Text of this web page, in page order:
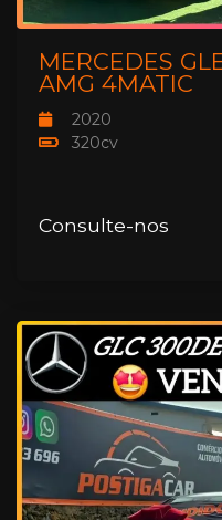
MERCEDES
AMG 4MATIC
2020
320cv
Consulte-nos